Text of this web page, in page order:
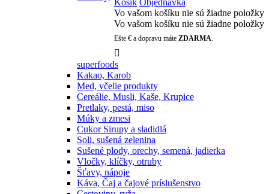
Vo vašom košíku nie sú žiadne položky
Vo vašom košíku nie sú žiadne položky
Ešte € a dopravu máte ZDARMA.

superfoods
Kakao, Karob
Med, včelie produkty
Cereálie, Musli, Kaše, Krupice
Pretlaky, pestá, miso
Múky a zmesi
Cukor Sirupy a sladidlá
Soli, sušená zelenina
Sušené plody, orechy, semená, jadierka
Vločky, klíčky, otruby
Šťavy, nápoje
Káva, Čaj a čajové príslušenstvo